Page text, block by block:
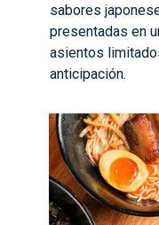
sabores
presentadas en
asientos
anticipación.